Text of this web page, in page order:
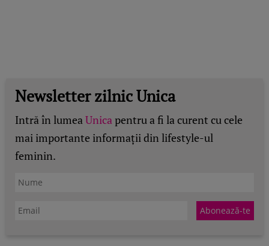
Newsletter zilnic Unica
Intră în lumeaUnicapentru a fi la curent cu cele
mai importante informații din lifestyle-ul
feminin.